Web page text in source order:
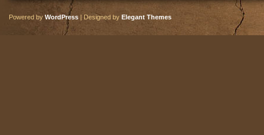
Powered by WordPress | Designed by Elegant Themes